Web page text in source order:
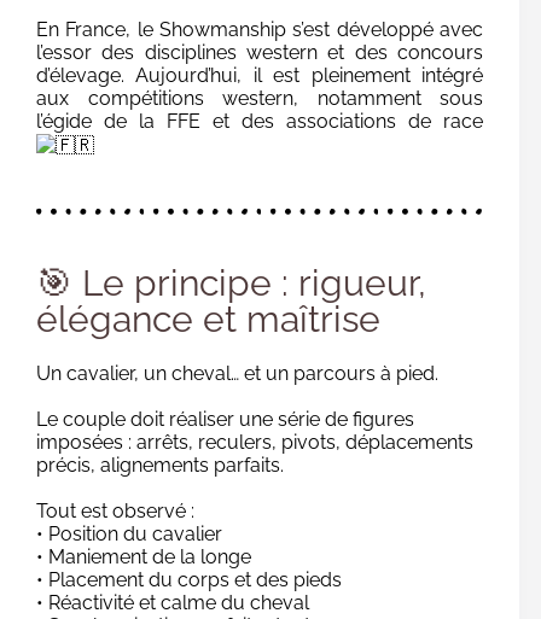
En France, le Showmanship s’est développé avec
l’essor des disciplines western et des concours
d’élevage. Aujourd’hui, il est pleinement intégré
aux compétitions western, notamment sous
l’égide de la FFE et des associations de race
🎯 Le principe : rigueur,
élégance et maîtrise
Un cavalier, un cheval… et un parcours à pied.
Le couple doit réaliser une série de figures
imposées : arrêts, reculers, pivots, déplacements
précis, alignements parfaits.
Tout est observé :
• Position du cavalier
• Maniement de la longe
• Placement du corps et des pieds
• Réactivité et calme du cheval